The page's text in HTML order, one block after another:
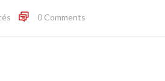
0 Comments